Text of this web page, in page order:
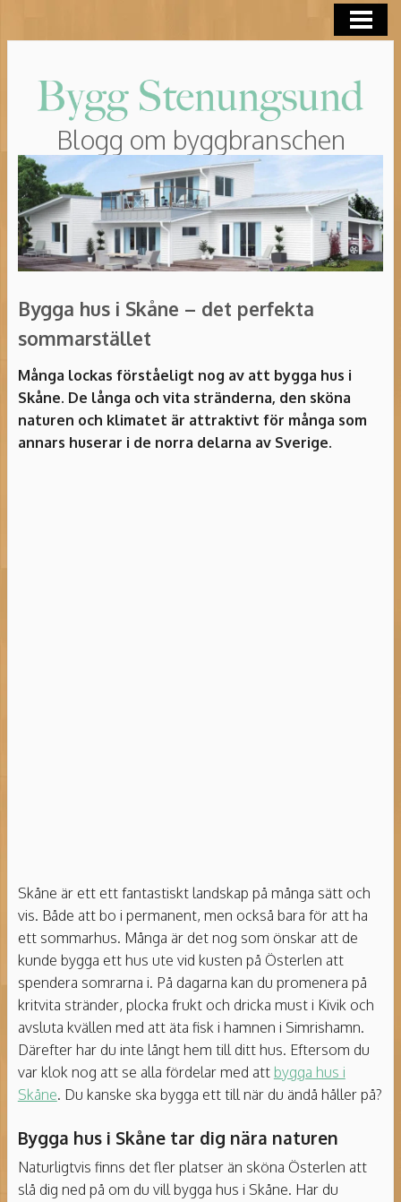
Blogg om byggbranschen
Bygga hus i Skåne – det perfekta
sommarstället
Många lockas förståeligt nog av att bygga hus i
Skåne. De långa och vita stränderna, den sköna
naturen och klimatet är attraktivt för många som
annars huserar i de norra delarna av Sverige.
Skåne är ett ett fantastiskt landskap på många sätt och
vis. Både att bo i permanent, men också bara för att ha
ett sommarhus. Många är det nog som önskar att de
kunde bygga ett hus ute vid kusten på Österlen att
spendera somrarna i. På dagarna kan du promenera på
kritvita stränder, plocka frukt och dricka must i Kivik och
avsluta kvällen med att äta fisk i hamnen i Simrishamn.
Därefter har du inte långt hem till ditt hus. Eftersom du
var klok nog att se alla fördelar med att bygga hus i
Skåne. Du kanske ska bygga ett till när du ändå håller på?
Bygga hus i Skåne tar dig nära naturen
Naturligtvis finns det fler platser än sköna Österlen att
slå dig ned på om du vill bygga hus i Skåne. Har du